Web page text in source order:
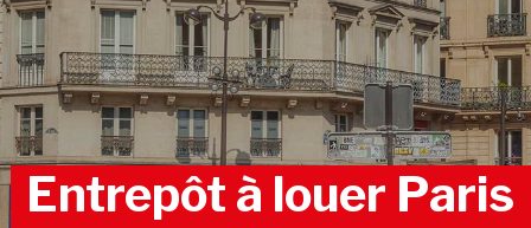
Entrepôt à louer Paris